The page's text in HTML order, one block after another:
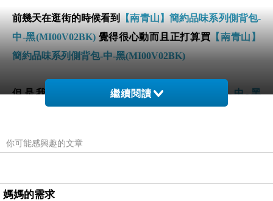
前幾天在逛街的時候看到
【南青山】簡約品味系列側背包-
中-黑(MI00V02BK) 覺得很心動而且正打算買 【南青山】
簡約品味系列側背包-中-黑(MI00V02BK)
但是我想
【南青山】簡約品味系列側背包-中-黑
買，上網慢慢挑選，不用等店家開門也不用看店員臉色
繼續閱讀
你可能感興趣的文章
媽媽的需求